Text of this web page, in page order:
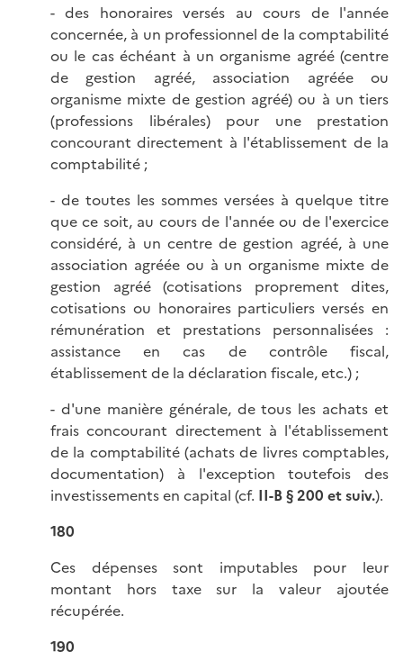
- des honoraires versés au cours de l'année
concernée, à un professionnel de la comptabilité
ou le cas échéant à un organisme agréé (centre
de gestion agréé, association agréée ou
organisme mixte de gestion agréé) ou à un tiers
(professions libérales) pour une prestation
concourant directement à l'établissement de la
comptabilité ;
- de toutes les sommes versées à quelque titre
que ce soit, au cours de l'année ou de l'exercice
considéré, à un centre de gestion agréé, à une
association agréée ou à un organisme mixte de
gestion agréé (cotisations proprement dites,
cotisations ou honoraires particuliers versés en
rémunération et prestations personnalisées :
assistance en cas de contrôle fiscal,
établissement de la déclaration fiscale, etc.) ;
- d'une manière générale, de tous les achats et
frais concourant directement à l'établissement
de la comptabilité (achats de livres comptables,
documentation) à l'exception toutefois des
investissements en capital (cf. II-B § 200 et suiv.).
180
Ces dépenses sont imputables pour leur
montant hors taxe sur la valeur ajoutée
récupérée.
190